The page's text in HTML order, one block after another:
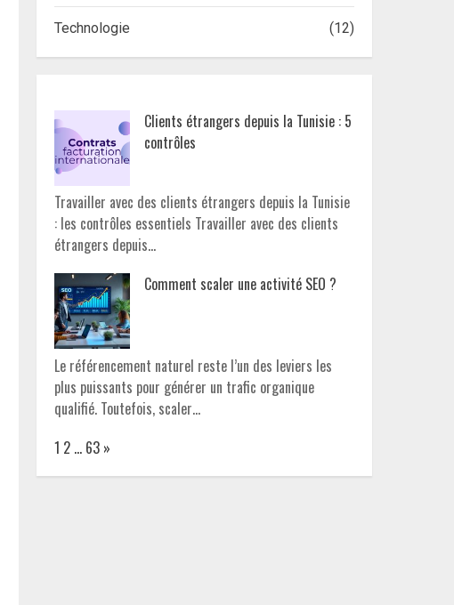
Technologie (12)
Clients étrangers depuis la Tunisie : 5
contrôles
Travailler avec des clients étrangers depuis la Tunisie
: les contrôles essentiels Travailler avec des clients
étrangers depuis…
Comment scaler une activité SEO ?
Le référencement naturel reste l’un des leviers les
plus puissants pour générer un trafic organique
qualifié. Toutefois, scaler…
Page:
1 2 … 63 Next
»